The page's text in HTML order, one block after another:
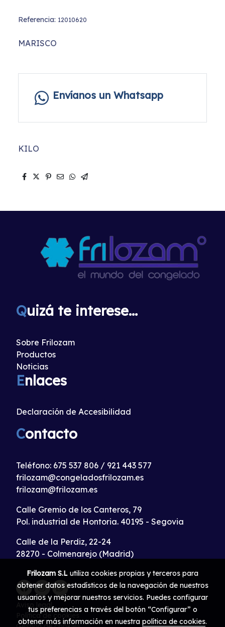
Referencia: 12010620
MARISCO
Envíanos un Whatsapp
KILO
Quizá te interese...
Sobre Frilozam
Productos
Noticias
Enlaces
Declaración de Accesibilidad
Contacto
Teléfono: 675 537 806 / 921 443 577
frilozam@congeladosfrilozam.es
frilozam@frilozam.es
Calle Gremio de los Canteros, 79
Pol. industrial de Hontoria. 40195 - Segovia
Calle de la Perdiz, 22-24
28270 - Colmenarejo (Madrid)
Aviso legal
Política de cookies
Frilozam S.L utiliza cookies propias y terceros para
obtener datos estadísticos de la navegación de nuestros
usuarios y mejorar nuestros servicios. Puedes configurar
tus preferencias a través del botón “Configurar” o
obtener más información en nuestra política de cookies.